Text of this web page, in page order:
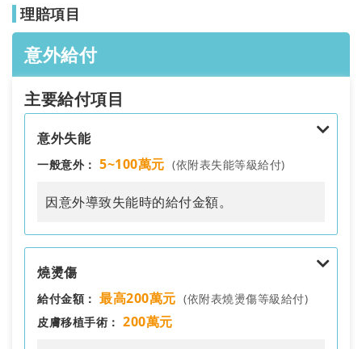
理賠項目
意外給付
主要給付項目
意外失能
一般意外： 5~100萬元 (依附表失能等級給付)
因意外導致失能時的給付金額。
失能等級 給付金額
1
2 90萬元
燒燙傷
給付金額： 最高200萬元 (依附表燒燙傷等級給付)
皮膚移植手術： 200萬元